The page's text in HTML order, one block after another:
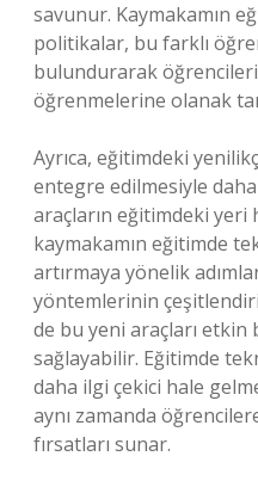
savunur. Kaymakamın
politikalar, bu farklı
bulundurarak
öğrenmelerine olanak
Ayrıca, eğitimdeki
entegre edilmesiyle
araçların eğitimdeki
kaymakamın eğitimde
artırmaya yönelik
yöntemlerinin
de bu yeni araçları etkin
sağlayabilir. Eğitimde
daha ilgi çekici hale
aynı zamanda
fırsatları sunar.